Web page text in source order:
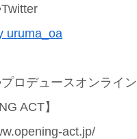
uruma_oa
ロデュースオンライ
ACT】
act.jp/